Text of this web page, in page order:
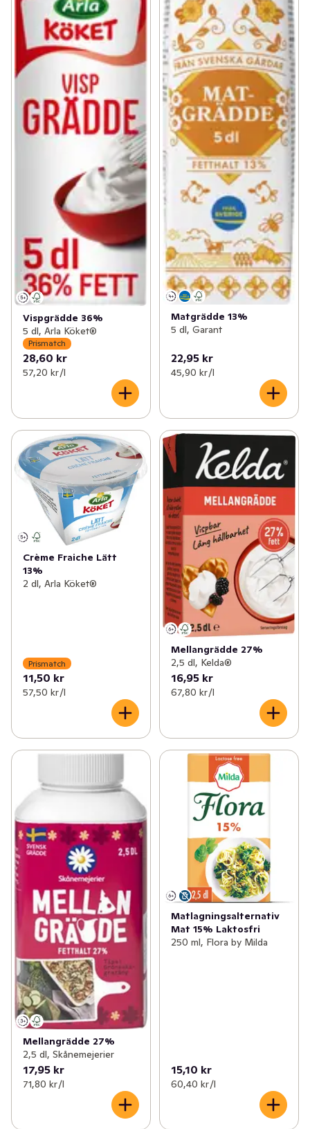
Vispgrädde 36%
5 dl, Arla Köket®
Prismatch
28,60 kr
57,20 kr /l
Matgrädde 13%
5 dl, Garant
22,95 kr
45,90 kr /l
Crème Fraiche Lätt
13%
2 dl, Arla Köket®
Prismatch
11,50 kr
57,50 kr /l
Mellangrädde 27%
2,5 dl, Kelda®
16,95 kr
67,80 kr /l
Mellangrädde 27%
2,5 dl, Skånemejerier
17,95 kr
71,80 kr /l
Matlagningsalternativ
Mat 15% Laktosfri
250 ml, Flora by Milda
15,10 kr
60,40 kr /l